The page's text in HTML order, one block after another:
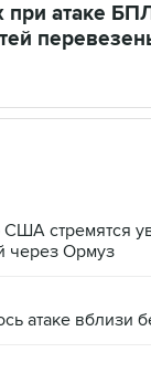
атаке
США стремятся
через Ормуз
атаке вблизи